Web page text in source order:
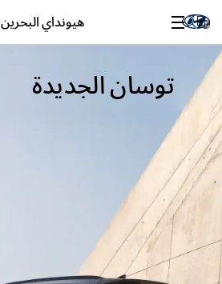
هيونداي البحرين
توسان الجديدة